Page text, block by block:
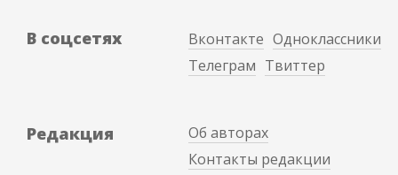
В соцсетях Вконтакте Одноклассники
Телеграм Твиттер
Редакция
Об авторах
Контакты редакции